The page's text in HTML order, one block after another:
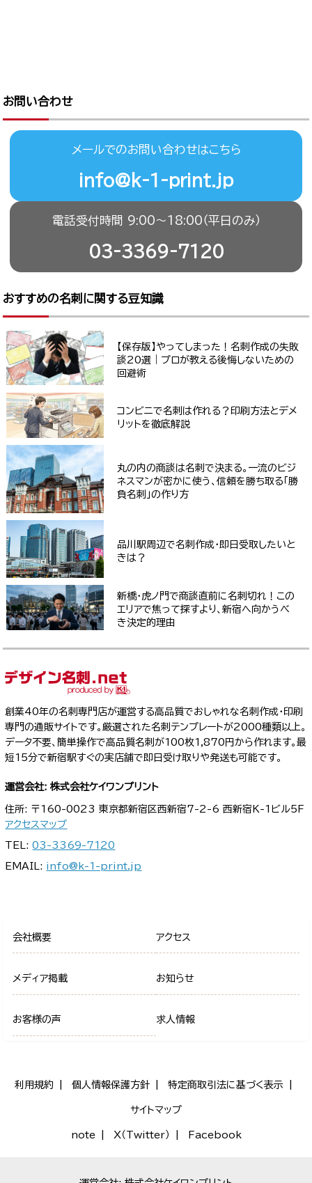
お問い合わせ
メールでのお問い合わせはこちら
info@k-1-print.jp
電話受付時間 9:00〜18:00（平日のみ）
03-3369-7120
おすすめの名刺に関する豆知識
【保存版】やってしまった！名刺作成の失敗
談20選｜プロが教える後悔しないための
回避術
コンビニで名刺は作れる？印刷方法とデメ
リットを徹底解説
丸の内の商談は名刺で決まる。一流のビジ
ネスマンが密かに使う、信頼を勝ち取る「勝
負名刺」の作り方
品川駅周辺で名刺作成・即日受取したいと
きは？
新橋・虎ノ門で商談直前に名刺切れ！この
エリアで焦って探すより、新宿へ向かうべ
き決定的理由
創業40年の名刺専門店が運営する高品質でおしゃれな名刺作成・印刷
専門の通販サイトです。厳選された名刺テンプレートが2000種類以上。
データ不要、簡単操作で高品質名刺が100枚1,870円から作れます。最
短15分で新宿駅すぐの実店舗で即日受け取りや発送も可能です。
運営会社: 株式会社ケイワンプリント
住所: 〒160-0023 東京都新宿区西新宿7-2-6 西新宿K-1ビル5F
アクセスマップ
TEL:03-3369-7120
EMAIL: info@k-1-print.jp
会社概要 アクセス
メディア掲載 お知らせ
お客様の声 求人情報
利用規約 個人情報保護方針 特定商取引法に基づく表示
サイトマップ
note X（Twitter） Facebook